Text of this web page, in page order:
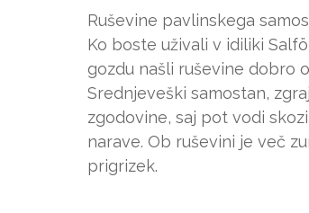
Ruševine pavlinskega
Ko boste uživali v idiliki
gozdu našli ruševine dobro
Srednjeveški samostan,
zgodovine, saj pot vodi
narave. Ob ruševini je več
prigrizek.